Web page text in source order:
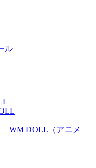
ル
WM DOLL（アニメ